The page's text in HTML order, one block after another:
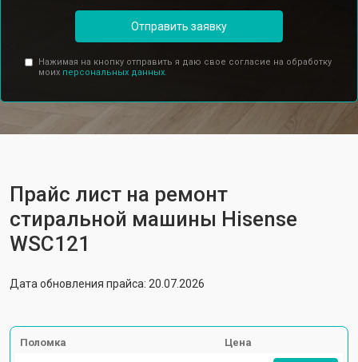
Отправить заявку
Нажимая на кнопку отправить я даю свое согласие на обработку
моих персональных данных.
Прайс лист на ремонт
стиральной машины Hisense
WSC121
Дата обновления прайса: 20.07.2026
Поломка Цена